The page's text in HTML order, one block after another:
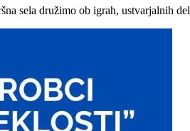
sela družimo ob igrah, ustvarjalnih